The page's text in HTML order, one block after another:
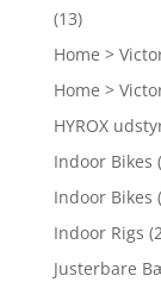
(13)
Home >
Home >
HYROX
Indoor Bikes
Indoor Bikes
Indoor Rigs
Justerbare